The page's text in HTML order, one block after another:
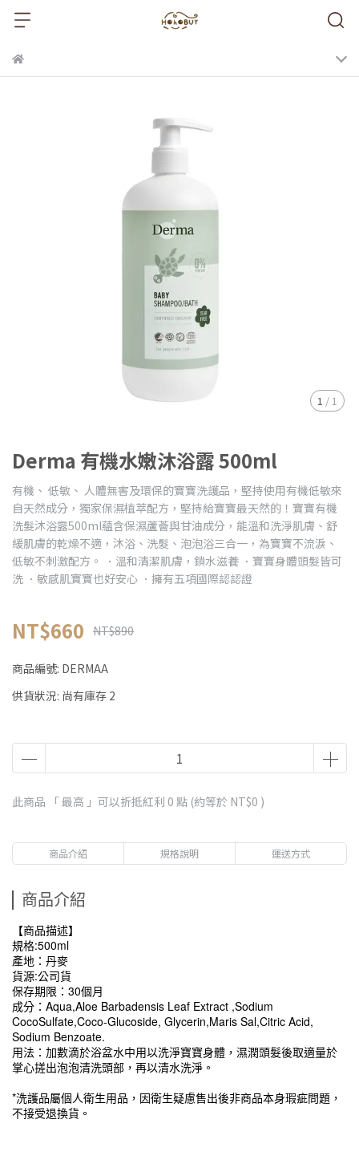
1 / 1
Derma 有機水嫩沐浴露 500ml
有機、 低敏、 人體無害及環保的寶寶洗護品，堅持使用有機低敏來
自天然成分，獨家保濕植萃配方，堅持給寶寶最天然的！寶寶有機
洗髮沐浴露500ml蘊含保濕蘆薈與甘油成分，能溫和洗淨肌膚、舒
緩肌膚的乾燥不適，沐浴、洗髮、泡泡浴三合一，為寶寶不流淚、
低敏不刺激配方。 ．溫和清潔肌膚，鎖水滋養 ．寶寶身體頭髮皆可
洗 ．敏感肌寶寶也好安心 ．擁有五項國際認認證
NT$660 NT$890
商品編號: DERMAA
供貨狀況: 尚有庫存 2
此商品 「 最高 」可以折抵紅利 0 點 (約等於 NT$0 )
商品介紹 規格說明 運送方式
商品介紹
【商品描述】
規格:500ml
產地：丹麥
貨源:公司貨
保存期限：30個月
成分：Aqua,Aloe Barbadensis Leaf Extract ,Sodium
CocoSulfate,Coco-Glucoside, Glycerin,Maris Sal,Citric Acid,
Sodium Benzoate.
用法：加數滴於浴盆水中用以洗淨寶寶身體，濕潤頭髮後取適量於
掌心搓出泡泡清洗頭部，再以清水洗淨。
*洗護品屬個人衛生用品，因衛生疑慮售出後非商品本身瑕疵問題，
不接受退換貨。